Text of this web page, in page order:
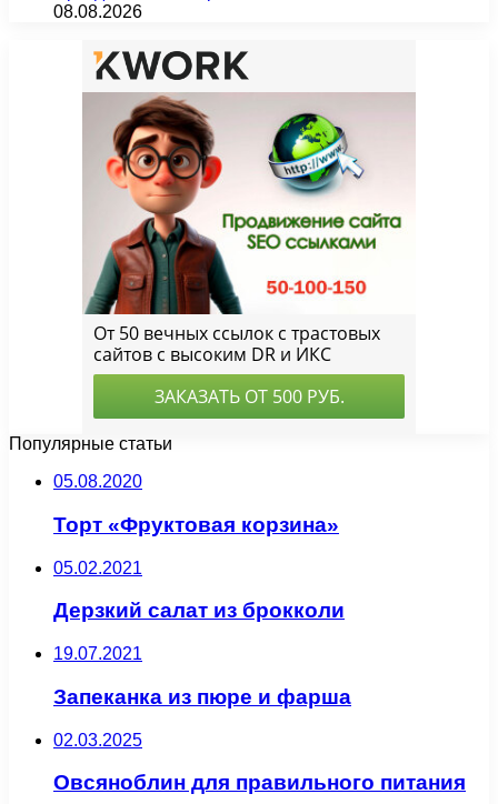
08.08.2026
Популярные статьи
05.08.2020
Торт «Фруктовая корзина»
05.02.2021
Дерзкий салат из брокколи
19.07.2021
Запеканка из пюре и фарша
02.03.2025
Овсяноблин для правильного питания